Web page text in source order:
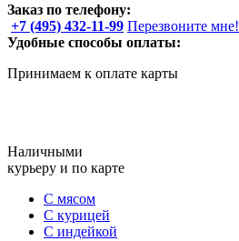
Заказ по телефону:
+7 (495) 432-11-99 Перезвоните мне!
Удобные способы оплаты:
Принимаем к оплате карты
Наличными
курьеру и по карте
С мясом
С курицей
С индейкой